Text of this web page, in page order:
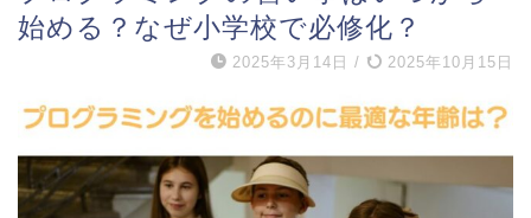
始める？なぜ小学校で必修化？
2025年3月14日 / 2025年10月15日